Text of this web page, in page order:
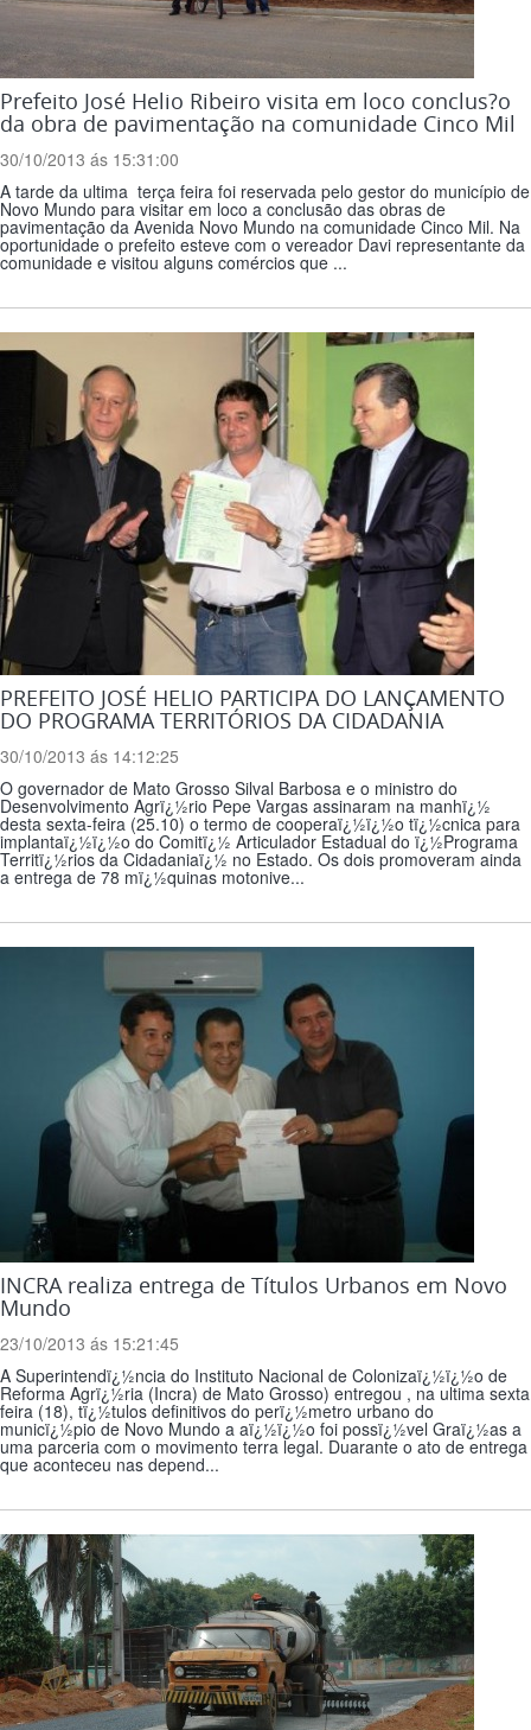
Prefeito José Helio Ribeiro visita em loco conclus?o
da obra de pavimentação na comunidade Cinco Mil
30/10/2013 ás 15:31:00
A tarde da ultima terça feira foi reservada pelo gestor do município de
Novo Mundo para visitar em loco a conclusão das obras de
pavimentação da Avenida Novo Mundo na comunidade Cinco Mil. Na
oportunidade o prefeito esteve com o vereador Davi representante da
comunidade e visitou alguns comércios que ...
PREFEITO JOSÉ HELIO PARTICIPA DO LANÇAMENTO
DO PROGRAMA TERRITÓRIOS DA CIDADANIA
30/10/2013 ás 14:12:25
O governador de Mato Grosso Silval Barbosa e o ministro do
Desenvolvimento Agrï¿½rio Pepe Vargas assinaram na manhï¿½
desta sexta-feira (25.10) o termo de cooperaï¿½ï¿½o tï¿½cnica para
implantaï¿½ï¿½o do Comitï¿½ Articulador Estadual do ï¿½Programa
Territï¿½rios da Cidadaniaï¿½ no Estado. Os dois promoveram ainda
a entrega de 78 mï¿½quinas motonive...
INCRA realiza entrega de Títulos Urbanos em Novo
Mundo
23/10/2013 ás 15:21:45
A Superintendï¿½ncia do Instituto Nacional de Colonizaï¿½ï¿½o de
Reforma Agrï¿½ria (Incra) de Mato Grosso) entregou , na ultima sexta
feira (18), tï¿½tulos definitivos do perï¿½metro urbano do
municï¿½pio de Novo Mundo a aï¿½ï¿½o foi possï¿½vel Graï¿½as a
uma parceria com o movimento terra legal. Duarante o ato de entrega
que aconteceu nas depend...